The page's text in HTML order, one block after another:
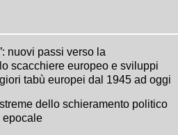
nuovi passi verso la
scacchiere europeo e sviluppi
tabù europei dal 1945 ad oggi
dello schieramento politico
epocale